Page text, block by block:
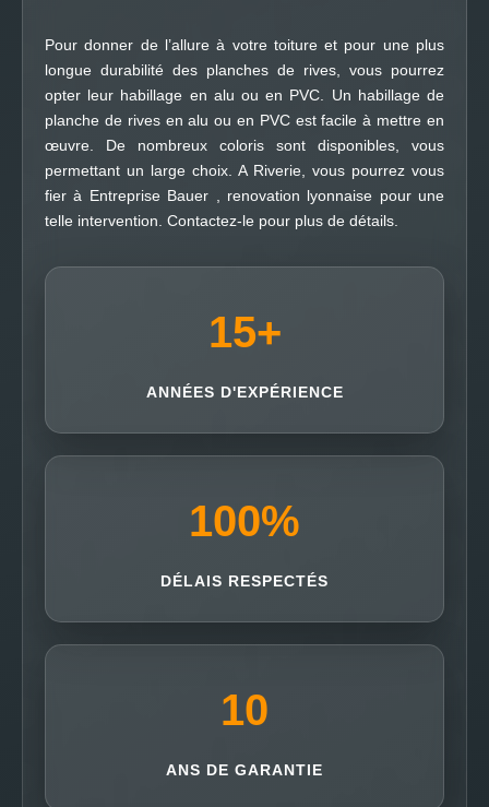
Pour donner de l’allure à votre toiture et pour une plus
longue durabilité des planches de rives, vous pourrez
opter leur habillage en alu ou en PVC. Un habillage de
planche de rives en alu ou en PVC est facile à mettre en
œuvre. De nombreux coloris sont disponibles, vous
permettant un large choix. A Riverie, vous pourrez vous
fier à Entreprise Bauer , renovation lyonnaise pour une
telle intervention. Contactez-le pour plus de détails.
15+
ANNÉES D'EXPÉRIENCE
100%
DÉLAIS RESPECTÉS
10
ANS DE GARANTIE